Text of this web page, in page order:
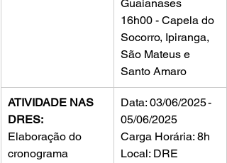
Guaianases
16h00 - Capela do
Socorro, Ipiranga,
São Mateus e
Santo Amaro
ATIVIDADE NAS
DRES:
Elaboração do
cronograma
Data: 03/06/2025 -
05/06/2025
Carga Horária: 8h
Local: DRE